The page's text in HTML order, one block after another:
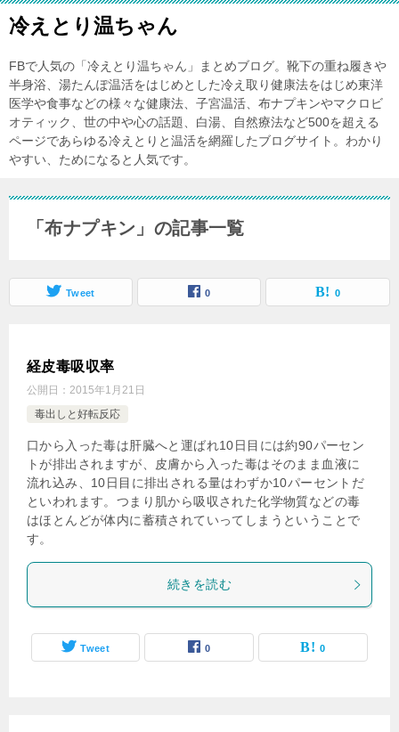
冷えとり温ちゃん
FBで人気の「冷えとり温ちゃん」まとめブログ。靴下の重ね履きや
半身浴、湯たんぽ温活をはじめとした冷え取り健康法をはじめ東洋
医学や食事などの様々な健康法、子宮温活、布ナプキンやマクロビ
オティック、世の中や心の話題、白湯、自然療法など500を超える
ページであらゆる冷えとりと温活を網羅したブログサイト。わかり
やすい、ためになると人気です。
「布ナプキン」の記事一覧
Tweet 0 0
経皮毒吸収率
公開日： 2015年1月21日
毒出しと好転反応
口から入った毒は肝臓へと運ばれ10日目には約90パーセン
トが排出されますが、皮膚から入った毒はそのまま血液に
流れ込み、10日目に排出される量はわずか10パーセントだ
といわれます。つまり肌から吸収された化学物質などの毒
はほとんどが体内に蓄積されていってしまうということで
す。
続きを読む
Tweet 0 0